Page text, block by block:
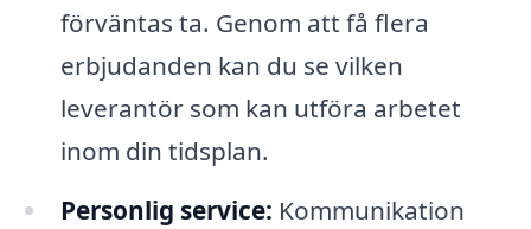
förväntas ta. Genom att få flera
erbjudanden kan du se vilken
leverantör som kan utföra arbetet
inom din tidsplan.
Personlig service: Kommunikation